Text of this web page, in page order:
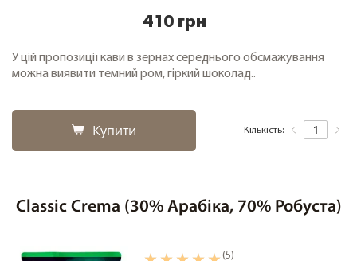
410 грн
У цій пропозиції кави в зернах середнього обсмажування
можна виявити темний ром, гіркий шоколад..
Купити Кількість:
Classic Crema (30% Арабіка, 70% Робуста)
(5)